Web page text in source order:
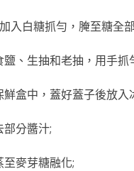
入白糖抓勻，腌至糖全
、生抽和老抽，用手抓
盒中，蓋好蓋子後放入
分醬汁;
麥芽糖融化;